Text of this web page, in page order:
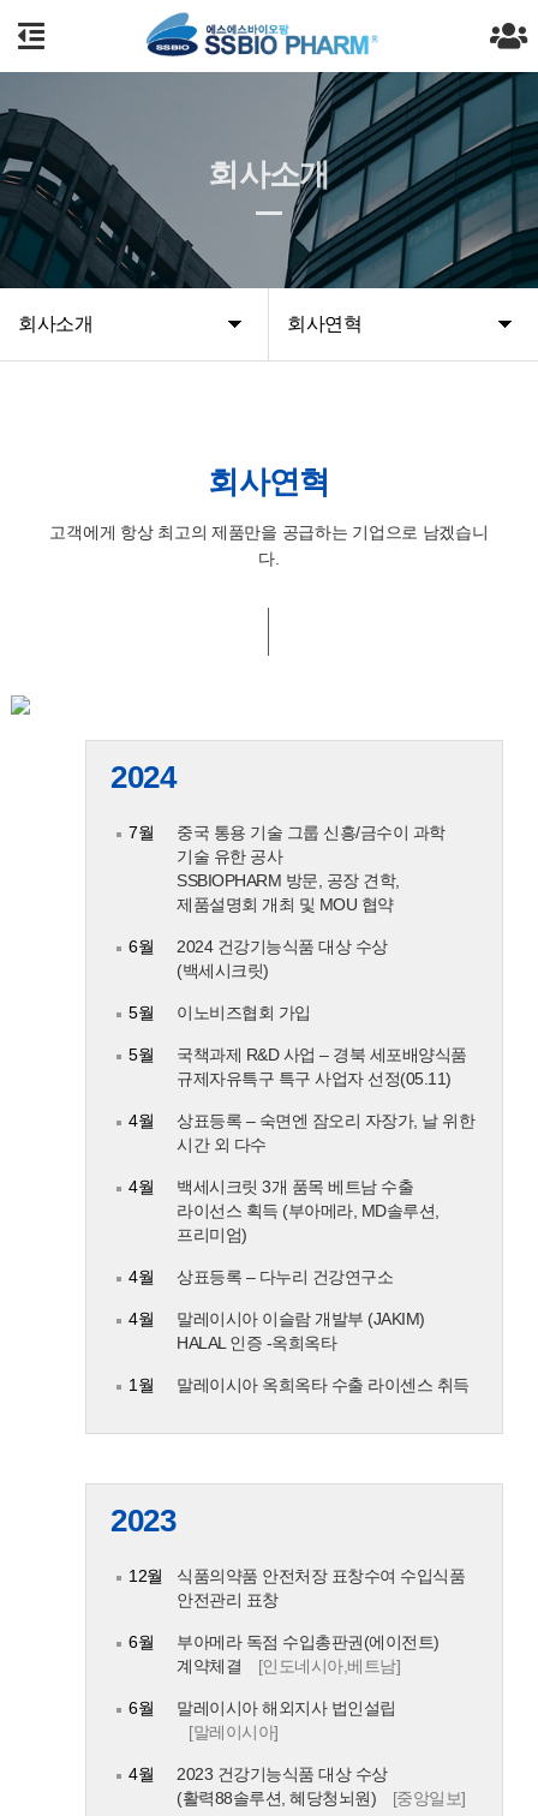
회사소개 회사연혁
회사소개
회사연혁
고객에게 항상 최고의 제품만을 공급하는 기업으로 남겠습니
다.
2024
7월
중국 통용 기술 그룹 신흥/금수이 과학
기술 유한 공사
SSBIOPHARM 방문, 공장 견학,
제품설명회 개최 및 MOU 협약
6월
2024 건강기능식품 대상 수상
(백세시크릿)
5월 이노비즈협회 가입
5월
국책과제 R&D 사업 – 경북 세포배양식품
규제자유특구 특구 사업자 선정(05.11)
4월
상표등록 – 숙면엔 잠오리 자장가, 날 위한
시간 외 다수
4월
백세시크릿 3개 품목 베트남 수출
라이선스 획득 (부아메라, MD솔루션,
프리미엄)
4월 상표등록 – 다누리 건강연구소
4월
말레이시아 이슬람 개발부 (JAKIM)
HALAL 인증 -옥희옥타
1월 말레이시아 옥희옥타 수출 라이센스 취득
2023
12월
식품의약품 안전처장 표창수여 수입식품
안전관리 표창
6월
부아메라 독점 수입총판권(에이전트)
계약체결
[인도네시아,베트남]
6월
말레이시아 해외지사 법인설립
[말레이시아]
4월
2023 건강기능식품 대상 수상
(활력88솔루션, 혜당청뇌원)
[중앙일보]